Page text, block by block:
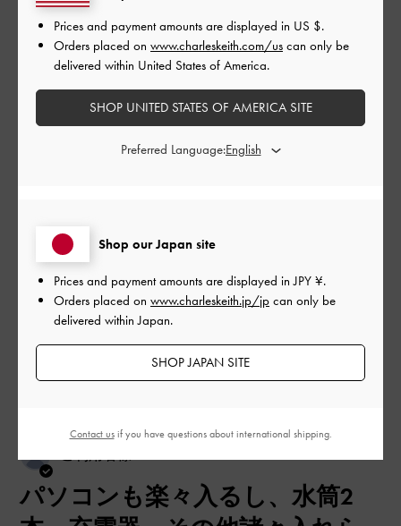
どんな洋服にも合い、パソコンもiPadも入る利便性の高いバック
その他（シューズ以外） |カラー: ブラック系
とても良かった
もっと見る
このレビューは役に立ちましたか？
パソコンも楽々入るし、水筒2
Shop our Japan site
Prices and payment amounts are displayed inJPY ¥.
Orders placed on www.charleskeith.jp/jp can only be
delivered within Japan.
SHOP JAPAN SITE
Prices and payment amounts are displayed in US $.
Orders placed on www.charleskeith.com/us can only be
delivered within United States of America.
SHOP UNITED STATES OF AMERICA SITE
Preferred Language:
Contact usif you have questions about international shipping.